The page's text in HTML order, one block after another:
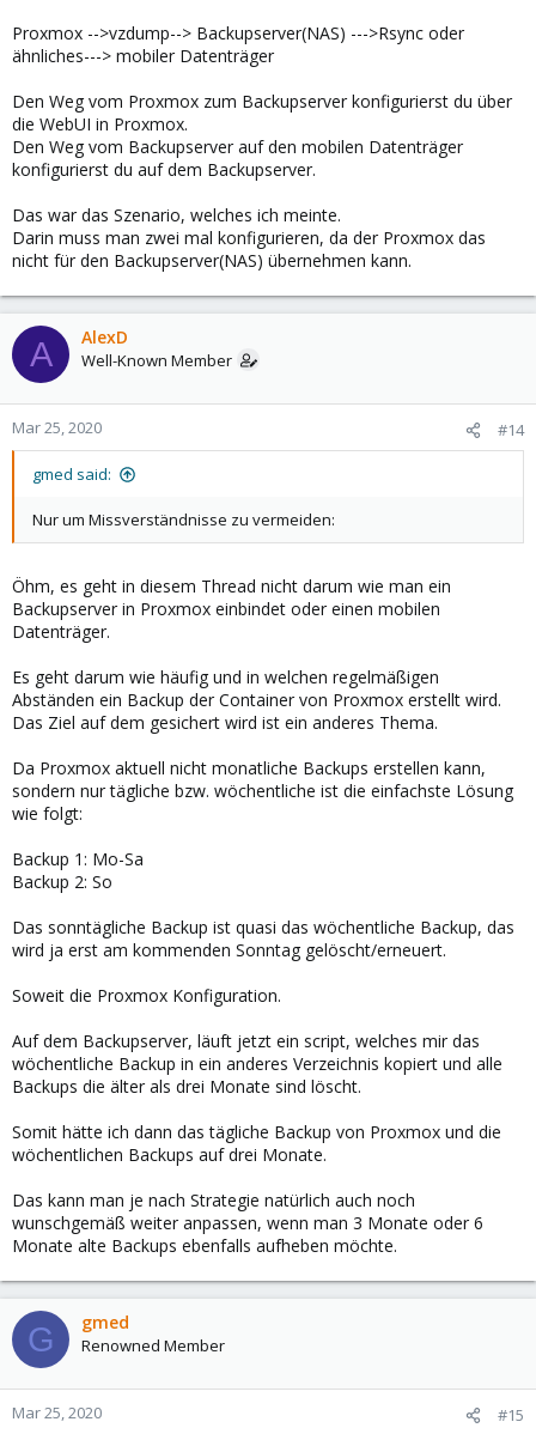
Proxmox -->vzdump--> Backupserver(NAS) --->Rsync oder
ähnliches---> mobiler Datenträger
Den Weg vom Proxmox zum Backupserver konfigurierst du über
die WebUI in Proxmox.
Den Weg vom Backupserver auf den mobilen Datenträger
konfigurierst du auf dem Backupserver.
Das war das Szenario, welches ich meinte.
Darin muss man zwei mal konfigurieren, da der Proxmox das
nicht für den Backupserver(NAS) übernehmen kann.
A AlexD
Well-Known Member
Mar 25, 2020 #14
gmed said:
Nur um Missverständnisse zu vermeiden:
Öhm, es geht in diesem Thread nicht darum wie man ein
Backupserver in Proxmox einbindet oder einen mobilen
Datenträger.
Es geht darum wie häufig und in welchen regelmäßigen
Abständen ein Backup der Container von Proxmox erstellt wird.
Das Ziel auf dem gesichert wird ist ein anderes Thema.
Da Proxmox aktuell nicht monatliche Backups erstellen kann,
sondern nur tägliche bzw. wöchentliche ist die einfachste Lösung
wie folgt:
Backup 1: Mo-Sa
Backup 2: So
Das sonntägliche Backup ist quasi das wöchentliche Backup, das
wird ja erst am kommenden Sonntag gelöscht/erneuert.
Soweit die Proxmox Konfiguration.
Auf dem Backupserver, läuft jetzt ein script, welches mir das
wöchentliche Backup in ein anderes Verzeichnis kopiert und alle
Backups die älter als drei Monate sind löscht.
Somit hätte ich dann das tägliche Backup von Proxmox und die
wöchentlichen Backups auf drei Monate.
Das kann man je nach Strategie natürlich auch noch
wunschgemäß weiter anpassen, wenn man 3 Monate oder 6
Monate alte Backups ebenfalls aufheben möchte.
G gmed
Renowned Member
Mar 25, 2020 #15